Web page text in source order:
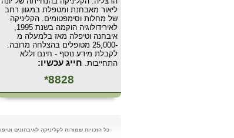
ליאור מאבחנת ומטפלת במגוון רחב
של מחלות וסימפטומים. הקליניקה
לאירידולוגיה הוקמה בשנת 1995,
איבחנה וטיפלה מאז בלמעלה מ
-25,000 מטופלים בהצלחה מרובה.
לקבלת מידע נוסף - חינם וללא
התחייבות. חייג עכשיו:
8828*
כל הזכויות שמורות לקליניקה לאיבחונים